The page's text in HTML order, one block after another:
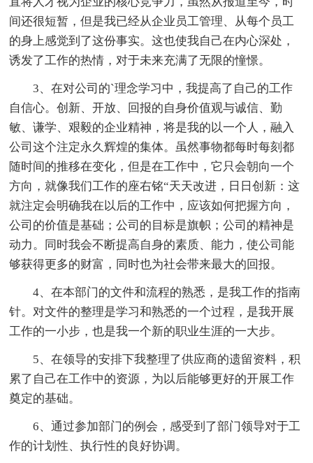
间还很短暂，但是我已经从企业员工管理、从每个员工
的身上感觉到了这份事实。这也使我自己在内心深处，
诱发了工作的热情，对于未来充满了无限的憧憬。
3、在对公司的`理念学习中，我提高了自己的工作
自信心。创新、开放、回报的自身价值观与诚信、勤
敏、谦学、艰毅的企业精神，将是我的以一个人，融入
公司这个注定永久辉煌的集体。虽然事物都每时每刻都
随时间的推移在变化，但是在工作中，它只会朝向一个
方向，就像我们工作的座右铭“天天改进，日日创新：这
就注定会明确我在以后的工作中，应该如何把握方向，
公司的价值是基础；公司的目标是旗帜；公司的精神是
动力。同时我会不断提高自身的素质、能力，使公司能
够获得更多的财富，同时也为社会带来最大的回报。
4、在本部门的文件和流程的熟悉，是我工作的指南
针。对文件的整理是学习和熟悉的一个过程，是我开展
工作的一小步，也是我一个新的职业生涯的一大步。
5、在领导的安排下我整理了供应商的遗留资料，积
累了自己在工作中的资源，为以后能够更好的开展工作
奠定的基础。
6、通过参加部门的例会，感受到了部门领导对于工
作的计划性、执行性的良好协调。